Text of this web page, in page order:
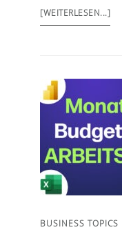
[WEITERLESEN...]
BUSINESS TOPICS